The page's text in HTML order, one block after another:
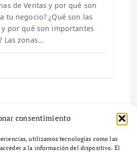
consentimiento
utilizamos tecnologías como las
a la información del dispositivo. El
de Ventas y por qué son
tu negocio? ¿Qué son las
y por qué son importantes
Las zonas…
electrónico no será publicada.
Los
marcados con*